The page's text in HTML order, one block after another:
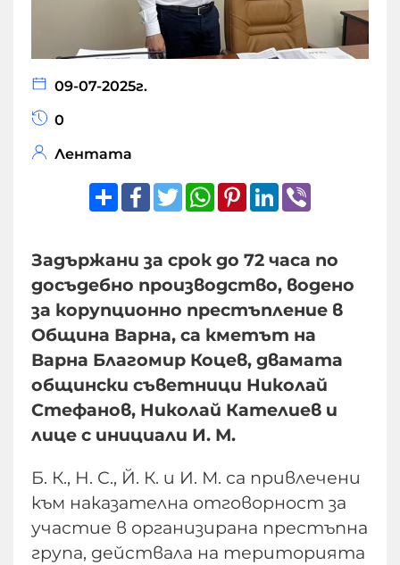
09-07-2025г.
0
Лентата
ShareFacebook
TwitterWhatsApp
Pinterest
LinkedIn
Задържани за срок до 72 часа по
досъдебно производство, водено
за корупционно престъпление в
Община Варна, са кметът на
Варна Благомир Коцев, двамата
общински съветници Николай
Стефанов, Николай Кателиев и
лице с инициали И. М.
Б. К., Н. С., Й. К. и И. М. са привлечени
към наказателна отговорност за
участие в организирана престъпна
група, действала на територията